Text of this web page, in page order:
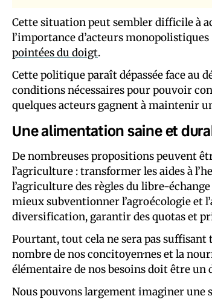
Cette situation peut sembler difficile à
l’importance d’acteurs
pointées du doigt.
Cette politique paraît dépassée face au
conditions nécessaires pour pouvoir
quelques acteurs gagnent à maintenir
Une alimentation saine et
De nombreuses propositions peuvent
l’agriculture : transformer les aides à
l’agriculture des règles du libre-
mieux subventionner l’agroécologie et
diversification, garantir des quotas et
Pourtant, tout cela ne sera pas
nombre de nos concitoyen·nes et la
élémentaire de nos besoins doit être un
Nous pouvons largement imaginer une